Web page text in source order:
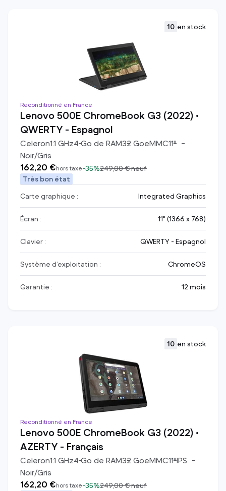
10 en stock
Reconditionné en France
Lenovo 500E ChromeBook G3 (2022) •
QWERTY - Espagnol
Celeron1.1 GHz4Go de RAM32 GoeMMC11"
Noir/Gris
162,20 €hors taxe-35%249,00 €neuf
Très bon état
Carte graphique :
Integrated Graphics
Écran : 11" (1366 x 768)
Clavier : QWERTY - Espagnol
Système d’exploitation : ChromeOS
Garantie : 12 mois
10 en stock
Reconditionné en France
Lenovo 500E ChromeBook G3 (2022) •
AZERTY - Français
Celeron1.1 GHz4Go de RAM32 GoeMMC11"IPS
Noir/Gris
162,20 €hors taxe-35%249,00 €neuf